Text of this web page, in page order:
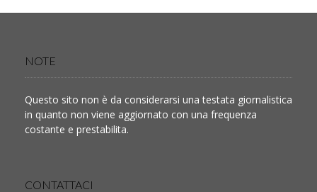
NOTE
Questo sito non è da considerarsi una testata giornalistica
in quanto non viene aggiornato con una frequenza
costante e prestabilita.
CONTATTACI